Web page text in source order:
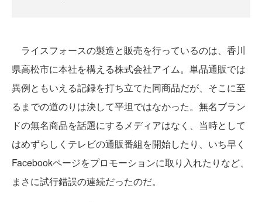
ライスフォースの製造と販売を行っているのは、香川
県高松市に本社を構える株式会社アイム。単品通販では
異例ともいえる記録を打ち立てた同商品だが、そこに至
るまでの道のりは決して平坦ではなかった。無名ブラン
ドの無名商品を話題にするメディアはなく、当時として
はめずらしくテレビの通販番組を開始したり、いち早く
Facebookページをプロモーションに取り入れたりなど、
まさに試行錯誤の連続だったのだ。